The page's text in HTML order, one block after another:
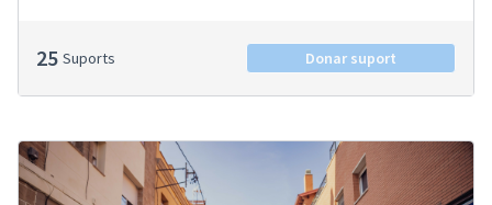
25 Suports Donar suport